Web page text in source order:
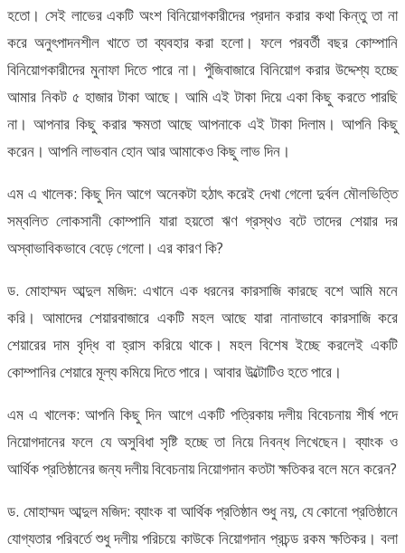
হতো। সেই লাভের একটি অংশ বিনিয়োগকারীদের প্রদান করার কথা কিন্তু তা না
করে অনুৎপাদনশীল খাতে তা ব্যবহার করা হলো। ফলে পরবর্তী বছর কোম্পানি
বিনিয়োগকারীদের মুনাফা দিতে পারে না। পুঁজিবাজারে বিনিয়োগ করার উদ্দেশ্য হচ্ছে
আমার নিকট ৫ হাজার টাকা আছে। আমি এই টাকা দিয়ে একা কিছু করতে পারছি
না। আপনার কিছু করার ক্ষমতা আছে আপনাকে এই টাকা দিলাম। আপনি কিছু
করেন। আপনি লাভবান হোন আর আমাকেও কিছু লাভ দিন।
এম এ খালেক: কিছু দিন আগে অনেকটা হঠাৎ করেই দেখা গেলো দুর্বল মৌলভিত্তি
সম্বলিত লোকসানী কোম্পানি যারা হয়তো ঋণ গ্রস্থও বটে তাদের শেয়ার দর
অস্বাভাবিকভাবে বেড়ে গেলো। এর কারণ কি?
ড. মোহাম্মদ আব্দুল মজিদ: এখানে এক ধরনের কারসাজি কারছে বশে আমি মনে
করি। আমাদের শেয়ারবাজারে একটি মহল আছে যারা নানাভাবে কারসাজি করে
শেয়ারের দাম বৃদ্ধি বা হ্রাস করিয়ে থাকে। মহল বিশেষ ইচ্ছে করলেই একটি
কোম্পানির শেয়ারে মূল্য কমিয়ে দিতে পারে। আবার উল্টোটিও হতে পারে।
এম এ খালেক: আপনি কিছু দিন আগে একটি পত্রিকায় দলীয় বিবেচনায় শীর্ষ পদে
নিয়োগদানের ফলে যে অসুবিধা সৃষ্টি হচ্ছে তা নিয়ে নিবন্ধ লিখেছেন। ব্যাংক ও
আর্থিক প্রতিষ্ঠানের জন্য দলীয় বিবেচনায় নিয়োগদান কতটা ক্ষতিকর বলে মনে করেন?
ড. মোহাম্মদ আব্দুল মজিদ: ব্যাংক বা আর্থিক প্রতিষ্ঠান শুধু নয়, যে কোনো প্রতিষ্ঠানে
যোগ্যতার পরিবর্তে শুধু দলীয় পরিচয়ে কাউকে নিয়োগদান প্রচন্ড রকম ক্ষতিকর। বলা